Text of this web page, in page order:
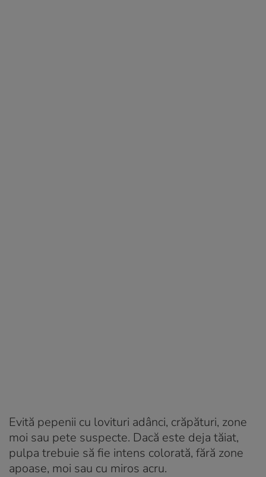
Evită pepenii cu lovituri adânci, crăpături, zone
moi sau pete suspecte. Dacă este deja tăiat,
pulpa trebuie să fie intens colorată, fără zone
apoase, moi sau cu miros acru.